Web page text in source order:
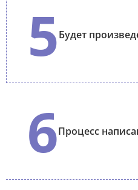
5Будет
6Процесс